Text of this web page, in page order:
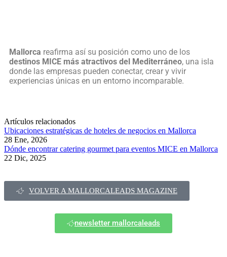
Mallorca reafirma así su posición como uno de los
destinos MICE más atractivos del Mediterráneo, una isla
donde las empresas pueden conectar, crear y vivir
experiencias únicas en un entorno incomparable.
Artículos relacionados
Ubicaciones estratégicas de hoteles de negocios en Mallorca
28 Ene, 2026
Dónde encontrar catering gourmet para eventos MICE en Mallorca
22 Dic, 2025
VOLVER A MALLORCALEADS MAGAZINE
newsletter mallorcaleads